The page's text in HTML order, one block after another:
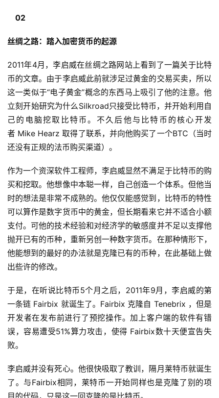
02
丝绸之路： 踏入加密货币的起源
2011年4月，李启威在丝绸之路网站上看到了一篇关于比特
币的文章。由于李启威此前就涉足过黄金的交易买卖，所以
这一类似于“电子黄金”概念的东西马上吸引了他的注意。他
立刻开始研究为什么Silkroad只接受比特币，并开始利用自
己的电脑挖取比特币。不久后他与比特币的核心开发
者 Mike Hearz 取得了联系，并向他购买了一个BTC（当时
还没有正规的法币购买渠道）。
作为一个资深软件工程师，李启威显然不满足于比特币的购
买和挖取。他想像中本聪一样，自己创造一个体系。但他当
时的想法是非常不成熟的。他仅仅能感觉到，比特币的特性
可以算作是数字货币中的黄金，但长期看来它并不适合小额
支付。可他的技术经验和对经济学的敏感度并不足以支撑他
抛开已有的币种，重新另创一种数字货币。在那种情形下，
他能想到的最好的办法就是克隆已有的币种，在此基础上做
出些许的修改。
于是，在听说比特币5个月之后，2011年9月，李启威的第
一条链 Fairbix 就诞生了。Fairbix 克隆自 Tenebrix ，但是
开发者在发布前进行了预挖操作。加上客户端的软件有错
误，容易遭受51%算力攻击，使得 Fairbix数十天便宣告失
败。
李启威并没有死心。他很快吸取了教训，隔月莱特币就诞生
了。与Fairbix相同，莱特币一开始同样也是克隆了别的项